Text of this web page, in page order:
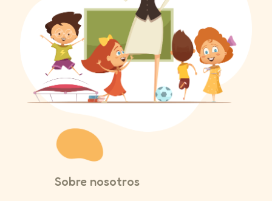
Sobre nosotros